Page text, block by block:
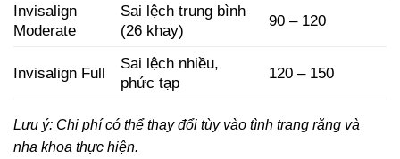
Invisalign
Moderate
Sai lệch trung bình
(26 khay)
90 – 120
Invisalign Full
Sai lệch nhiều,
phức tạp
120 – 150
Lưu ý: Chi phí có thể thay đổi tùy vào tình trạng răng và
nha khoa thực hiện.